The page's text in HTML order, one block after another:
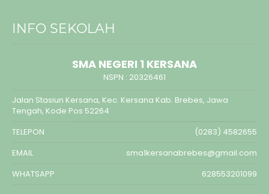
INFO SEKOLAH
SMA NEGERI 1 KERSANA
NSPN : 20326461
Jalan Stasiun Kersana, Kec. Kersana Kab. Brebes, Jawa
Tengah, Kode Pos 52264
TELEPON
(0283) 4582655
EMAIL
sma1kersanabrebes@gmail.com
WHATSAPP
628553201099